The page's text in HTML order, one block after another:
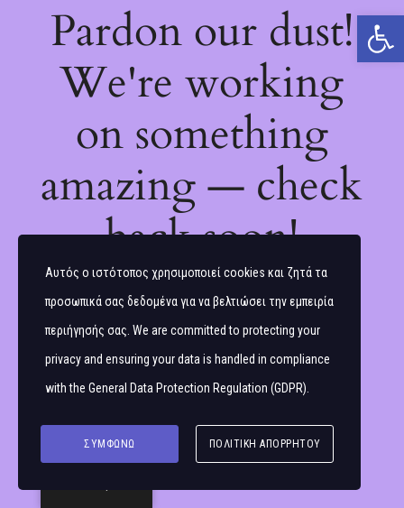
Ανοίξτε τη γραμμή εργαλείων
Pardon our dust!
We're working
on something
amazing — check
back soon!
Αυτός ο ιστότοπος χρησιμοποιεί cookies και ζητά τα
προσωπικά σας δεδομένα για να βελτιώσει την εμπειρία
περιήγησής σας. We are committed to protecting your
privacy and ensuring your data is handled in compliance
with the General Data Protection Regulation (GDPR)
ΣΥΜΦΩΝΏ ΠΟΛΙΤΙΚΉ ΑΠΟΡΡΉΤΟΥ